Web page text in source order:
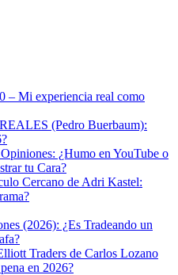
– Mi experiencia real como
(Pedro Buerbaum):
¿Humo en YouTube o
tu Cara?
Cercano de Adri Kastel:
(2026): ¿Es Tradeando un
Traders de Carlos Lozano
en 2026?